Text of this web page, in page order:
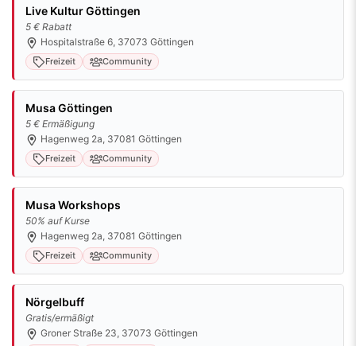
Live Kultur Göttingen
5 € Rabatt
Hospitalstraße 6, 37073 Göttingen
Freizeit Community
Musa Göttingen
5 € Ermäßigung
Hagenweg 2a, 37081 Göttingen
Freizeit Community
Musa Workshops
50% auf Kurse
Hagenweg 2a, 37081 Göttingen
Freizeit Community
Nörgelbuff
Gratis/ermäßigt
Groner Straße 23, 37073 Göttingen